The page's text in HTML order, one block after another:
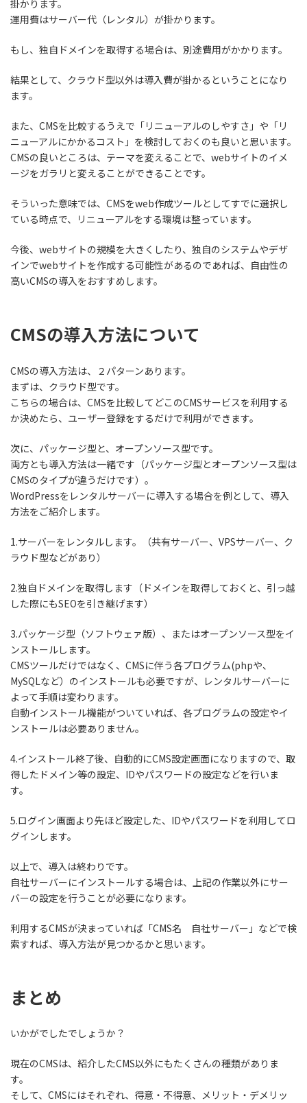
掛かります。
運用費はサーバー代（レンタル）が掛かります。
もし、独自ドメインを取得する場合は、別途費用がかかります。
結果として、クラウド型以外は導入費が掛かるということになり
ます。
また、CMSを比較するうえで「リニューアルのしやすさ」や「リ
ニューアルにかかるコスト」を検討しておくのも良いと思います。
CMSの良いところは、テーマを変えることで、webサイトのイメ
ージをガラリと変えることができることです。
そういった意味では、CMSをweb作成ツールとしてすでに選択し
ている時点で、リニューアルをする環境は整っています。
今後、webサイトの規模を大きくしたり、独自のシステムやデザ
インでwebサイトを作成する可能性があるのであれば、自由性の
高いCMSの導入をおすすめします。
CMSの導入方法について
CMSの導入方法は、２パターンあります。
まずは、クラウド型です。
こちらの場合は、CMSを比較してどこのCMSサービスを利用する
か決めたら、ユーザー登録をするだけで利用ができます。
次に、パッケージ型と、オープンソース型です。
両方とも導入方法は一緒です（パッケージ型とオープンソース型は
CMSのタイプが違うだけです）。
WordPressをレンタルサーバーに導入する場合を例として、導入
方法をご紹介します。
1.サーバーをレンタルします。（共有サーバー、VPSサーバー、ク
ラウド型などがあり）
2.独自ドメインを取得します（ドメインを取得しておくと、引っ越
した際にもSEOを引き継げます）
3.パッケージ型（ソフトウェァ版）、またはオープンソース型をイ
ンストールします。
CMSツールだけではなく、CMSに伴う各プログラム(phpや、
MySQLなど）のインストールも必要ですが、レンタルサーバーに
よって手順は変わります。
自動インストール機能がついていれば、各プログラムの設定やイ
ンストールは必要ありません。
4.インストール終了後、自動的にCMS設定画面になりますので、取
得したドメイン等の設定、IDやパスワードの設定などを行いま
す。
5.ログイン画面より先ほど設定した、IDやパスワードを利用してロ
グインします。
以上で、導入は終わりです。
自社サーバーにインストールする場合は、上記の作業以外にサー
バーの設定を行うことが必要になります。
利用するCMSが決まっていれば「CMS名 自社サーバー」などで検
索すれば、導入方法が見つかるかと思います。
まとめ
いかがでしたでしょうか？
現在のCMSは、紹介したCMS以外にもたくさんの種類がありま
す。
そして、CMSにはそれぞれ、得意・不得意、メリット・デメリッ